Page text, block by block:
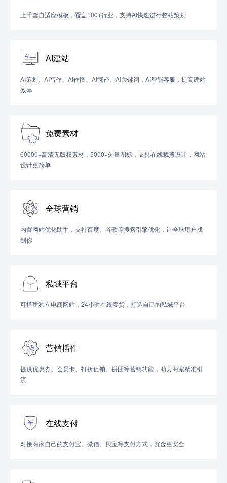
上千套自适应模板，覆盖100+行业，支持AI快速进行整站策划
AI建站
AI策划、AI写作、AI作图、AI翻译、AI关键词，AI智能客服，提高建站
效率
免费素材
60000+高清无版权素材，5000+矢量图标，支持在线裁剪设计，网站
设计更简单
全球营销
内置网站优化助手，支持百度、谷歌等搜索引擎优化，让全球用户找
到你
私域平台
可搭建独立电商网站，24小时在线卖货，打造自己的私域平台
营销插件
提供优惠券、会员卡、打折促销、拼团等营销功能，助力商家精准引
流
在线支付
对接商家自己的支付宝、微信、贝宝等支付方式，资金更安全